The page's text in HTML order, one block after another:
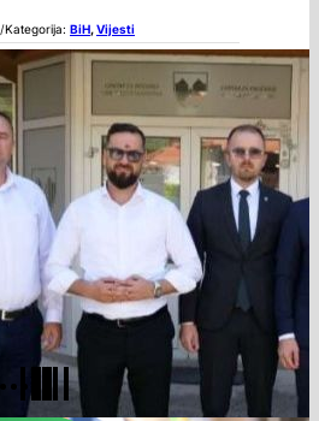
/Kategorija: BiH,Vijesti